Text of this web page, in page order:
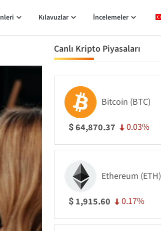
Kılavuzlar İncelemeler
Canlı Kripto Piyasaları
Bitcoin (BTC)
$64,870.37 0.03%
Ethereum (ETH)
$ 1,915.60 0.17%